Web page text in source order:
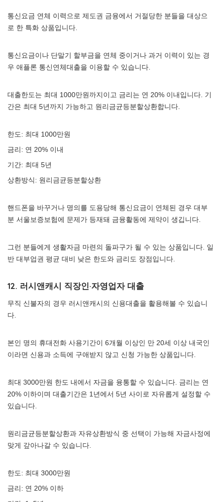
통신요금 연체 이력으로 제도권 금융에서 거절당한 분들을 대상으
로 한 특화 상품입니다.
통신요금이나 단말기 할부금을 연체 중이거나 과거 이력이 있는 경
우 애플론 통신연체대출을 이용할 수 있습니다.
대출한도는 최대 1000만원까지이고 금리는 연 20% 이내입니다. 기
간은 최대 5년까지 가능하고 원리금균등분할상환합니다.
한도: 최대 1000만원
금리: 연 20% 이내
기간: 최대 5년
상환방식: 원리금균등분할상환
핸드폰을 바꾸거나 명의를 도용당해 통신요금이 연체된 경우 대부
분 서울보증보험에 문제가 등재돼 금융활동에 제약이 생깁니다.
그런 분들에게 생활자금 마련의 돌파구가 될 수 있는 상품입니다. 일
반 대부업권 평균 대비 낮은 한도와 금리도 장점입니다.
12. 러시앤캐시 직장인·자영업자 대출
무직 신불자의 경우 러시앤캐시의 신용대출을 활용해볼 수 있습니
다.
본인 명의 휴대전화 사용기간이 6개월 이상인 만 20세 이상 내국인
이라면 신용과 소득에 구애받지 않고 신청 가능한 상품입니다.
최대 3000만원 한도 내에서 자금을 융통할 수 있습니다. 금리는 연
20% 이하이며 대출기간은 1년에서 5년 사이로 자유롭게 설정할 수
있습니다.
원리금균등분할상환과 자유상환방식 중 선택이 가능해 자금사정에
맞게 갚아나갈 수 있습니다.
한도: 최대 3000만원
금리: 연 20% 이하